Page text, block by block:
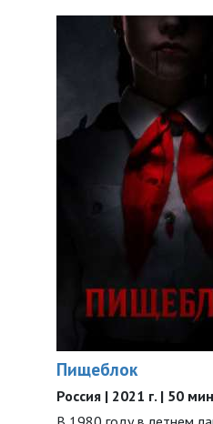
Пищеблок
Россия | 2021 г. | 50